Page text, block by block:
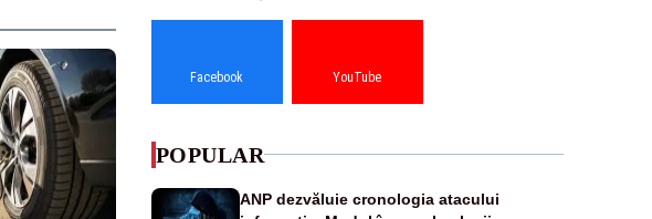
Facebook YouTube
POPULAR
ANP dezvăluie cronologia atacului